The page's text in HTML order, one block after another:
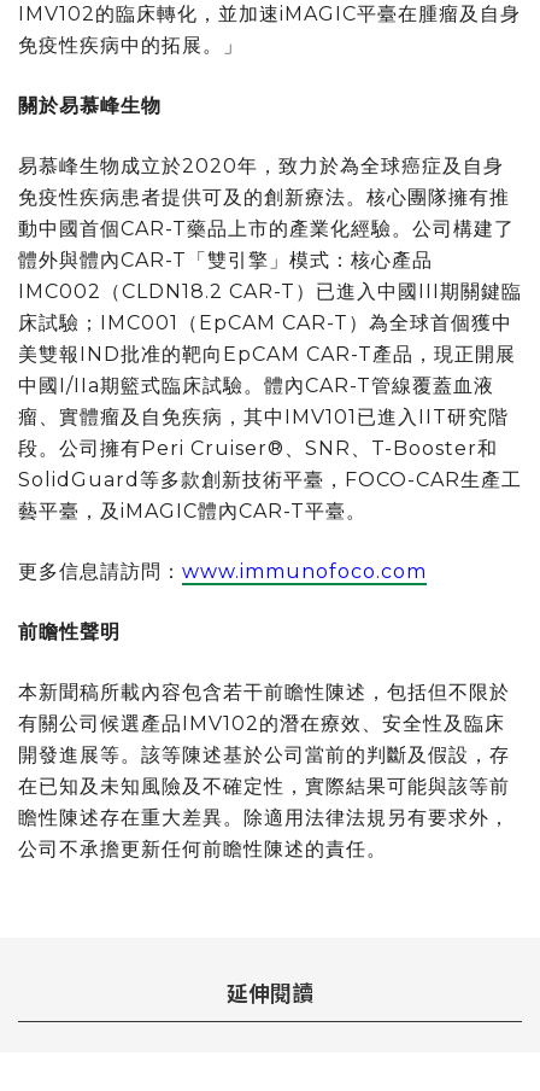
IMV102 的臨床轉化，並加速iMAGIC平臺在腫瘤及自身
免疫性疾病中的拓展。」
關於易慕峰生物
易慕峰生物成立於2020年，致力於為全球癌症及自身
免疫性疾病患者提供可及的創新療法。核心團隊擁有推
動中國首個CAR-T藥品上市的產業化經驗。公司構建了
體外與體內CAR-T「雙引擎」模式：核心產品
IMC002
（CLDN18.2 CAR-T ）已進入中國III期關鍵臨
床試驗； IMC001 （ EpCAM CAR-T ）為全球首個獲中
美雙報 IND批准的靶向 EpCAM CAR-T產品，現正開展
中國I/IIa期籃式臨床試驗。體內CAR-T管線覆蓋血液
瘤、實體瘤及自免疾病，其中 IMV101 已進入 IIT研究階
段。公司擁有Peri Cruiser® SNR T-Booster和
SolidGuard 等多款創新技術平臺， FOCO-CAR生產工
藝平臺，及 iMAGIC體內CAR-T平臺。
更多信息請訪問： www.immunofoco.com
前瞻性聲明
本新聞稿所載內容包含若干前瞻性陳述，包括但不限於
有關公司候選產品IMV102 的潛在療效、安全性及臨床
開發進展等。該等陳述基於公司當前的判斷及假設，存
在已知及未知風險及不確定性，實際結果可能與該等前
瞻性陳述存在重大差異。除適用法律法規另有要求外，
公司不承擔更新任何前瞻性陳述的責任。
延伸閱讀